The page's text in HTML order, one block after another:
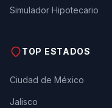
Simulador Hipotecario
TOP ESTADOS
Ciudad de México
Jalisco